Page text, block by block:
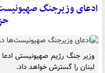
ادعای وزیرجنگ
وزیر جنگ رژیم صهیونیستی
لبنان را گسترش خواهد داد.